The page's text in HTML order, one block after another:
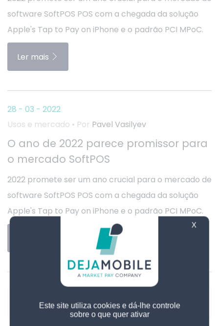
software SoftPOS POS com a chegada da solução
Apple's Tap to Pay on iPhone e o padrão PCI MPoC.
Ler mais
28 - 03 - 2022
Usos e mercado • Por Pavel Vasilyev
O ano de 2022 parece promissor para
o mercado SoftPOS
2022 promete ser um ano crucial para o mercado de
software SoftPOS POS com a chegada da solução
Apple's Tap to Pay on iPhone e o padrão PCI MPoC.
X
Este site utiliza cookies e dá-lhe controle
sobre o que quer ativar